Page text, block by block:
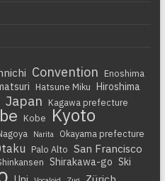
Convention Enoshima
Hatsune Miku Hiroshima
Japan
Kagawa prefecture
Kobe Kyoto
Narita Okayama prefecture
Palo Alto San Francisco
Shirakawa-go Ski